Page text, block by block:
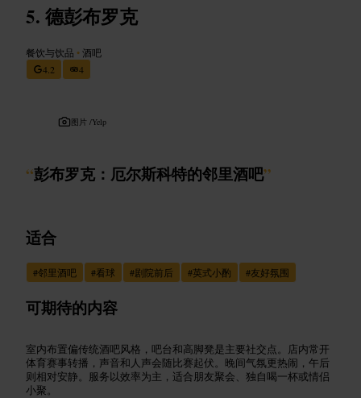
德彭布罗克
餐饮与饮品 •酒吧
4.2
4
图片 /Yelp
“彭布罗克：厄尔斯科特的邻里酒吧”
适合
#邻里酒吧 #看球 #剧院前后 #英式小酌 #友好氛围
可期待的内容
室内布置偏传统酒吧风格，吧台和高脚凳是主要社交点。店内常开
体育赛事转播，声音和人声会随比赛起伏。晚间气氛更热闹，午后
则相对安静。服务以效率为主，适合朋友聚会、独自喝一杯或情侣
小聚。